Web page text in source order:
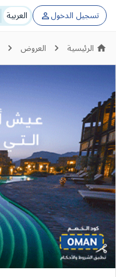
العربية
تسجيل الدخول
الرئيسية
العروض